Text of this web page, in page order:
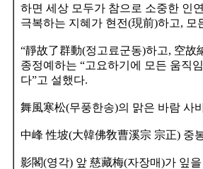
하면 세상 모두가 참으로 소중한 인
극복하는 지혜가 현전(現前)하고,
“靜故了群動(정고료군동)하고, 空
종정예하는 “고요하기에 모든 움직
다”고 설했다.
舞風寒松(무풍한송)의 맑은 바람 사
中峰 性坡(大韓佛敎曹溪宗 宗正) 중
影閣(영각) 앞 慈藏梅(자장매)가 잎